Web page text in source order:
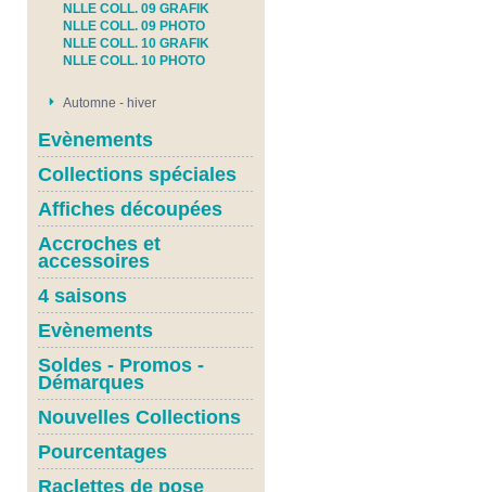
NLLE COLL. 09 GRAFIK
NLLE COLL. 09 PHOTO
NLLE COLL. 10 GRAFIK
NLLE COLL. 10 PHOTO
Automne - hiver
Evènements
Collections spéciales
Affiches découpées
Accroches et
accessoires
4 saisons
Evènements
Soldes - Promos -
Démarques
Nouvelles Collections
Pourcentages
Raclettes de pose